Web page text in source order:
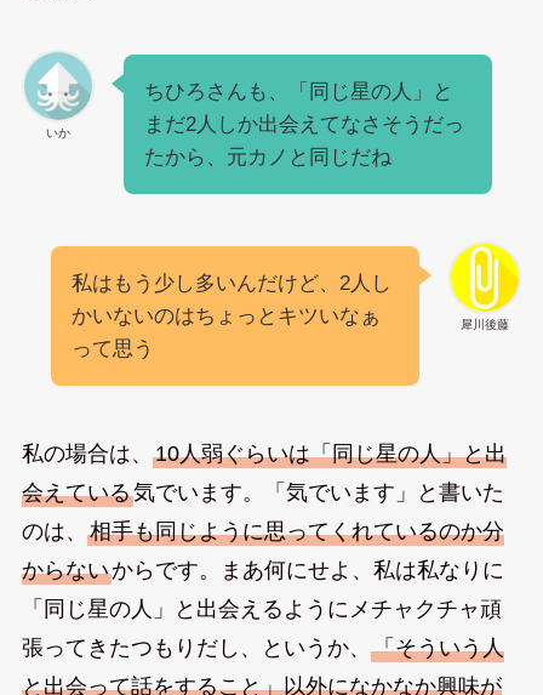
いか
ちひろさんも、「同じ星の人」と
まだ2人しか出会えてなさそうだっ
たから、元カノと同じだね
犀川後藤
私はもう少し多いんだけど、2人し
かいないのはちょっとキツいなぁ
って思う
私の場合は、 10人弱ぐらいは「同じ星の人」と出
会えている気でいます。「気でいます」と書いた
のは、 相手も同じように思ってくれているのか分
からないからです。まあ何にせよ、私は私なりに
「同じ星の人」と出会えるようにメチャクチャ頑
張ってきたつもりだし、というか、 「そういう人
と出会って話をすること」以外になかなか興味が